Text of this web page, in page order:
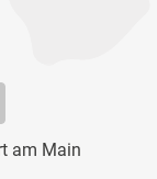
am Main